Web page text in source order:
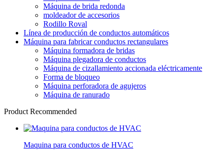
Máquina de brida redonda
moldeador de accesorios
Rodillo Roval
Línea de producción de conductos automáticos
Máquina para fabricar conductos rectangulares
Máquina formadora de bridas
Máquina plegadora de conductos
Máquina de cizallamiento accionada eléctricamente
Forma de bloqueo
Máquina perforadora de agujeros
Máquina de ranurado
Product Recommended
Maquina para conductos de HVAC